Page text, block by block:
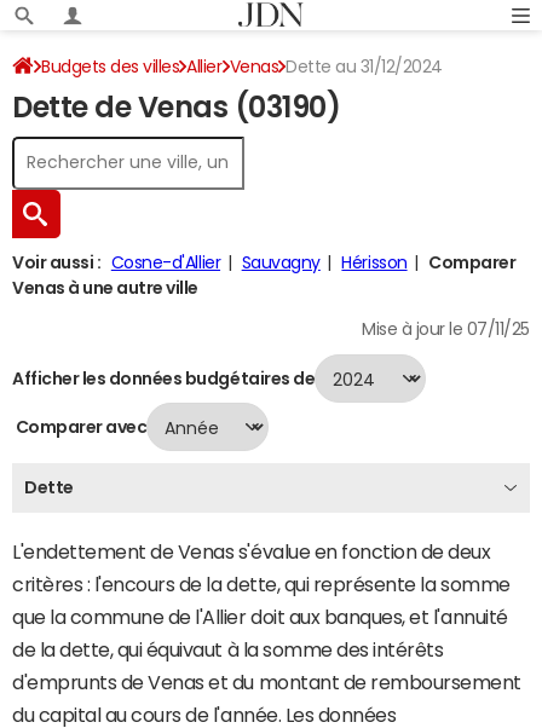
Budgets des villes Allier Venas Dette au 31/12/2024
Dette de Venas (03190)
Voir aussi : Cosne-d'Allier Sauvagny Hérisson
Comparer
Venas à une autre ville
Mise à jour le 07/11/25
Afficher les données budgétaires de
Comparer avec
Dette
L'endettement de Venas s'évalue en fonction de deux
critères : l'encours de la dette, qui représente la somme
que la commune de l'Allier doit aux banques, et l'annuité
de la dette, qui équivaut à la somme des intérêts
d'emprunts de Venas et du montant de remboursement
du capital au cours de l'année. Les données